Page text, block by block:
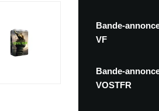
Bande-
VF
Bande-
VOSTFR